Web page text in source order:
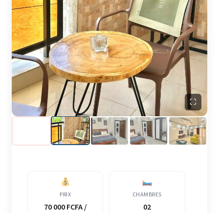
⛶
PRIX
70 000 FCFA /
CHAMBRES
02